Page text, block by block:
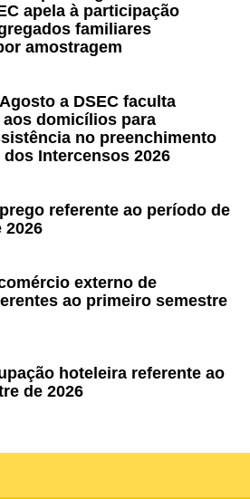
apela à participação
familiares
amostragem
a DSEC faculta
domicílios para
no preenchimento
Intercensos 2026
referente ao período de
2026
externo de
ao primeiro semestre
hoteleira referente ao
de 2026